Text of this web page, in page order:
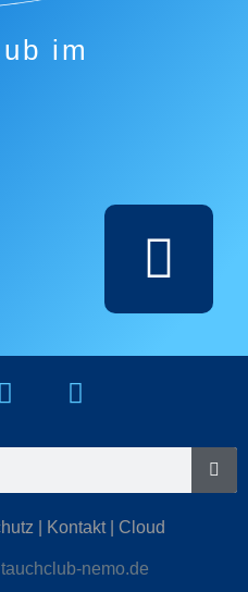
im
Kontakt| Cloud
nemo.de